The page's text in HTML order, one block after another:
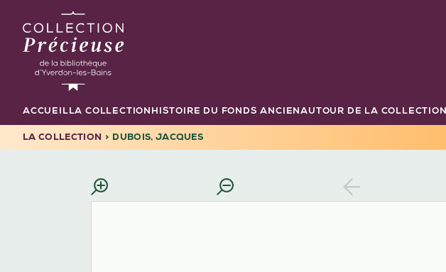
contenu
principal
principale
ACCUEIL LA COLLECTION HISTOIRE DU FONDS ANCIENAUTOUR DE LA COLLECTION
FIL
D'ARIANE
LA COLLECTION DUBOIS, JACQUES